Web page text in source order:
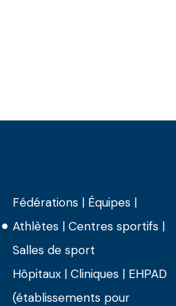
Fédérations | Équipes |
Athlètes | Centres sportifs |
Salles de sport
Hôpitaux | Cliniques | EHPAD
(établissements pour